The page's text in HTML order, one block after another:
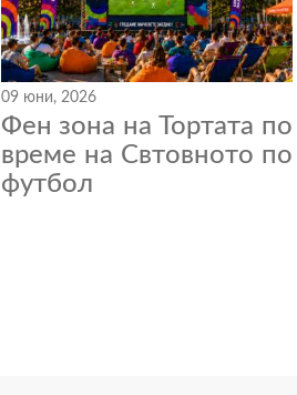
09 юни, 2026
Фен зона на Тортата по
време на Свтовното по
футбол